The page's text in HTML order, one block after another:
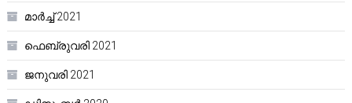
മാർച്ച്‌ 2021
ഫെബ്രുവരി 2021
ജനുവരി 2021